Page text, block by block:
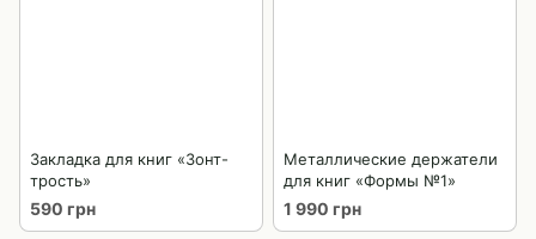
Закладка для книг «Зонт-
трость»
590 грн
Металлические держатели
для книг «Формы №1»
1 990 грн